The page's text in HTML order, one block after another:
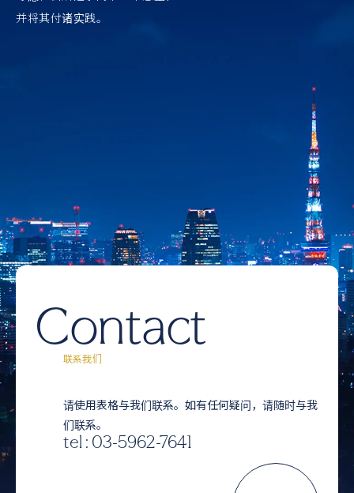
并将其付诸实践。
Contact
联系我们
请使用表格与我们联系。如有任何疑问，请随时与我
们联系。
tel : 03-5962-7641